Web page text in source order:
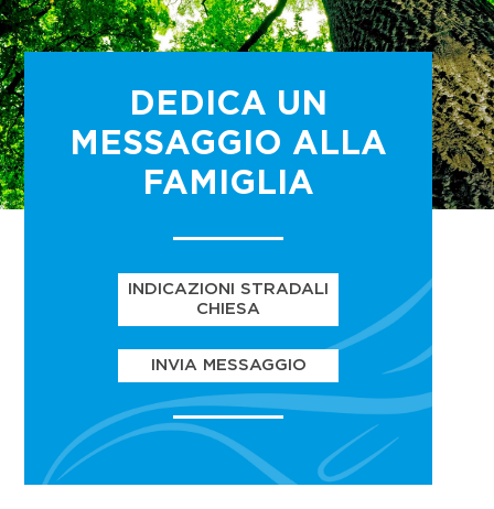
DEDICA UN
MESSAGGIO ALLA
FAMIGLIA
INDICAZIONI STRADALI
CHIESA
INVIA MESSAGGIO